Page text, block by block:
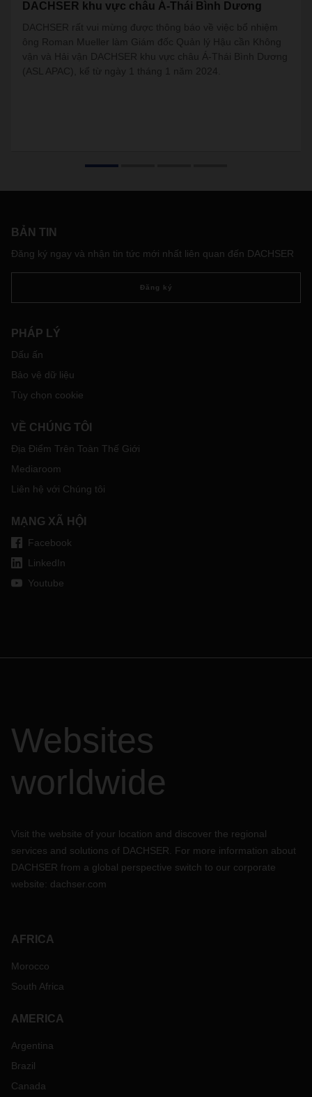
DACHSER khu vực châu Á-Thái Bình Dương
DACHSER rất vui mừng được thông báo về việc bổ nhiệm
ông Roman Mueller làm Giám đốc Quản lý Hậu cần Không
vận và Hải vận DACHSER khu vực châu Á-Thái Bình Dương
(ASL APAC), kể từ ngày 1 tháng 1 năm 2024.
BẢN TIN
Đăng ký ngay và nhận tin tức mới nhất liên quan đến DACHSER
Đăng ký
PHÁP LÝ
Dấu ấn
Bảo vệ dữ liệu
Tùy chọn cookie
VỀ CHÚNG TÔI
Địa Điểm Trên Toàn Thế Giới
Mediaroom
Liên hệ với Chúng tôi
MẠNG XÃ HỘI
Facebook
LinkedIn
Youtube
Websites
worldwide
Visit the website of your location and discover the regional
services and solutions of DACHSER. For more information about
DACHSER from a global perspective switch to our corporate
website: dachser.com
AFRICA
Morocco
South Africa
AMERICA
Argentina
Brazil
Canada